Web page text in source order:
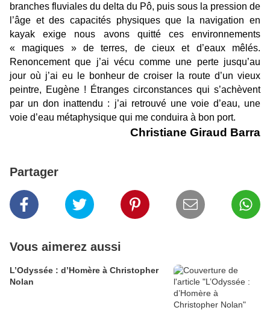
branches fluviales du delta du Pô, puis sous la pression de
l’âge et des capacités physiques que la navigation en
kayak exige nous avons quitté ces environnements
« magiques » de terres, de cieux et d’eaux mêlés.
Renoncement que j’ai vécu comme une perte jusqu’au
jour où j’ai eu le bonheur de croiser la route d’un vieux
peintre, Eugène ! Étranges circonstances qui s’achèvent
par un don inattendu : j’ai retrouvé une voie d’eau, une
voie d’eau métaphysique qui me conduira à bon port.
Christiane Giraud Barra
Partager
Vous aimerez aussi
L’Odyssée : d’Homère à Christopher
Nolan